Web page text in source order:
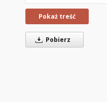
Pokaż treść
Pobierz